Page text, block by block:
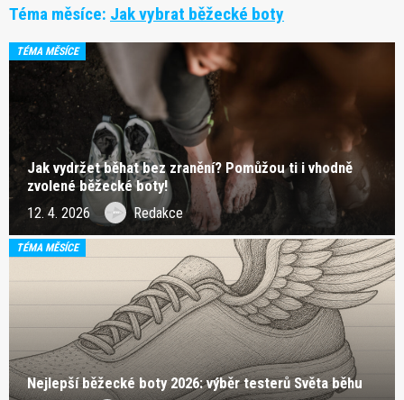
Téma měsíce: Jak vybrat běžecké boty
TÉMA MĚSÍCE
Jak vydržet běhat bez zranění? Pomůžou ti i vhodně
zvolené běžecké boty!
12. 4. 2026 Redakce
TÉMA MĚSÍCE
Nejlepší běžecké boty 2026: výběr testerů Světa běhu